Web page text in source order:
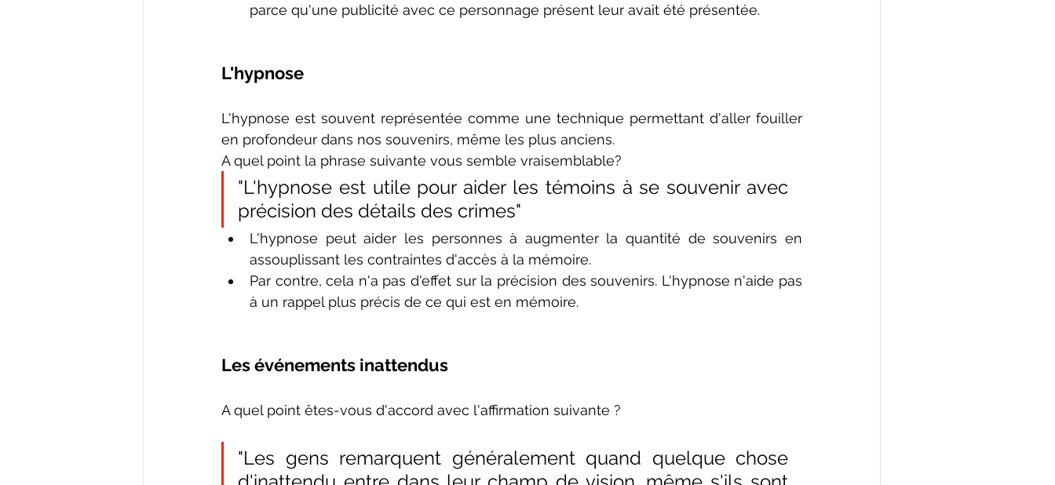
parce qu'une publicité avec ce personnage présent leur avait été présentée.
L'hypnose
L'hypnose est souvent représentée comme une technique permettant d'aller fouiller
en profondeur dans nos souvenirs, même les plus anciens.
A quel point la phrase suivante vous semble vraisemblable?
"L'hypnose est utile pour aider les témoins à se souvenir avec
précision des détails des crimes"
L'hypnose peut aider les personnes à augmenter la quantité de souvenirs en
assouplissant les contraintes d'accès à la mémoire.
Par contre, cela n'a pas d'effet sur la précision des souvenirs. L'hypnose n'aide pas
à un rappel plus précis de ce qui est en mémoire.
Les événements inattendus
A quel point êtes-vous d'accord avec l'affirmation suivante ?
"Les gens remarquent généralement quand quelque chose